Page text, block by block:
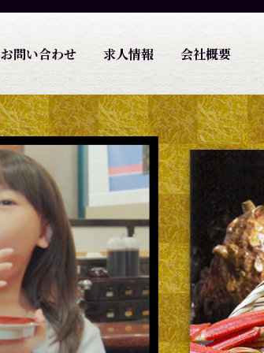
お問い合わせ 求人情報 会社概要